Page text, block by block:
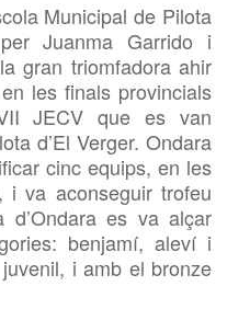
Municipal de Pilota
perJuanma Garrido i
gran triomfadora ahir
les finals provincials
JECV que es van
d’El Verger. Ondara
cinc equips, en les
i va aconseguir trofeu
d’Ondara es va alçar
benjamí, aleví i
i amb el bronze